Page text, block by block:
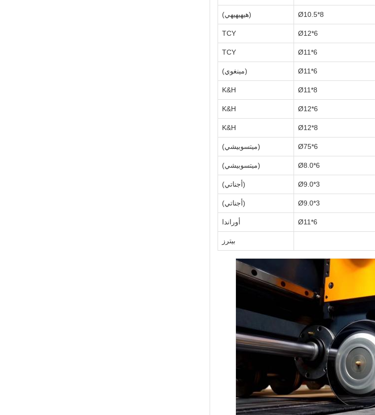
8*Ø10.5 (هيهيهيهي)
6*Ø12
TCY
6*Ø11
TCY
6*Ø11 (مينغوي)
8*Ø11
K&H
6*Ø12
K&H
8*Ø12
K&H
6*Ø75 (ميتسوبيشي)
6*Ø8.0 (ميتسوبيشي)
3*Ø9.0 (أجناتي)
3*Ø9.0 (أجناتي)
6*Ø11 أوراندا
بيترز